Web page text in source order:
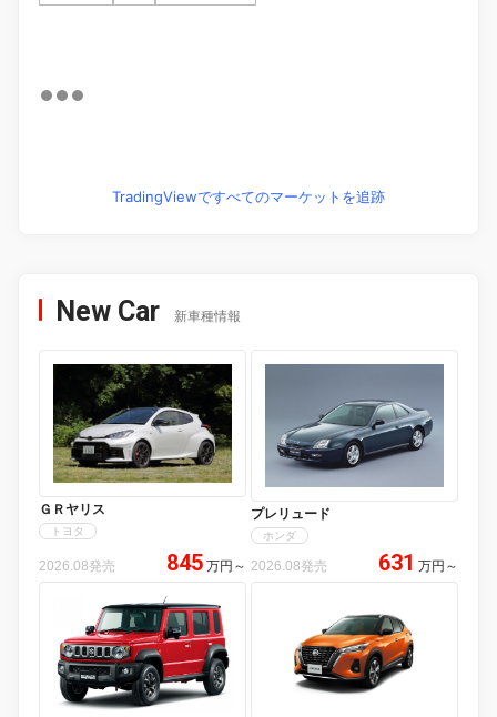
TradingViewですべてのマーケットを追跡
New Car 新車種情報
ＧＲヤリス
トヨタ
2026.08発売 845 万円 ～
プレリュード
ホンダ
2026.08発売 631 万円 ～